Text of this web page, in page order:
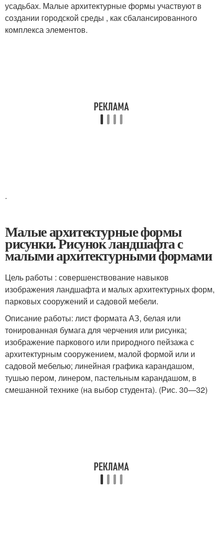
усадьбах. Малые архитектурные формы участвуют в
создании городской среды , как сбалансированного
комплекса элементов.
.
Малые архитектурные формы
рисунки. Рисунок ландшафта с
малыми архитектурными формами
Цель работы : совершенствование навыков
изображения ландшафта и малых архитектурных форм,
парковых сооружений и садовой мебели.
Описание работы: лист формата АЗ, белая или
тонированная бумага для черчения или рисунка;
изображение паркового или природного пейзажа с
архитектурным сооружением, малой формой или и
садовой мебелью; линейная графика карандашом,
тушью пером, линером, пастельным карандашом, в
смешанной технике (на выбор студента). (Рис. 30—32)